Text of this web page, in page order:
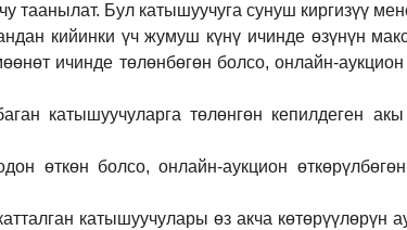
таанылат. Бул катышуучуга сунуш киргизүү
кийинки үч жумуш күнү ичинде өзүнүн
ичинде төлөнбөгөн болсо, онлайн-
катышуучуларга төлөнгөн кепилдеген
өткөн болсо, онлайн-аукцион өткөрүлбө
катышуучулары өз акча көтөрүүлөрүн